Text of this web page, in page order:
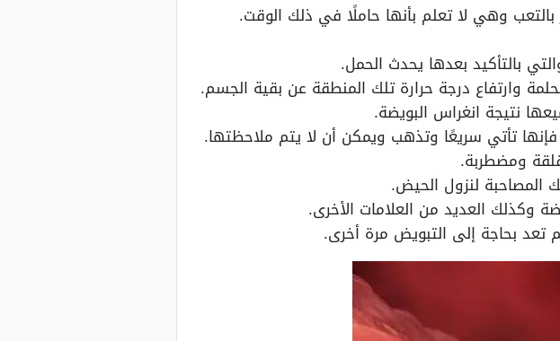
وهي لا تعلم بأنها حاملًا في ذلك الوقت.
بالتأكيد بعدها يحدث الحمل.
وارتفاع درجة حرارة تلك المنطقة عن بقية الجسم.
نتيجة انغراس البويضة.
تأتي سريعًا وتذهب ويمكن أن لا يتم ملاحظتها.
قلقة ومضطربة.
لنزول الحيض.
وكذلك العديد من العلامات الأخرى.
بحاجة إلى التبويض مرة أخرى.